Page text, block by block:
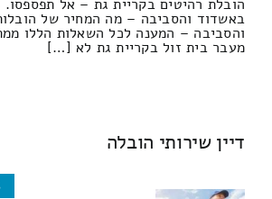
הובלת רהיטים בקריית גת – אל תפספסו.
באשדוד והסביבה – מה המחיר של
והסביבה – המענה לכל השאלות הללו
מעבר בית זול בקריית גת לא […]
דיין שירותי הובלה